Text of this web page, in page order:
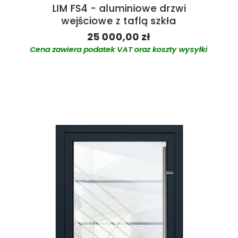
LIM FS4 - aluminiowe drzwi
wejściowe z taflą szkła
25 000,00 zł
Cena zawiera podatek VAT oraz koszty wysyłki